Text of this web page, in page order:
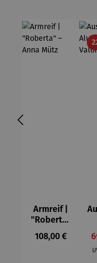
rei
Armreif |
"Roberta"
– Anna
Mütz
Regulärer Preis:
108,00 €